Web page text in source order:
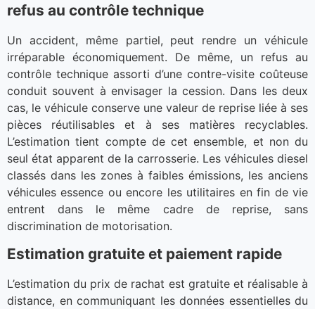
refus au contrôle technique
Un accident, même partiel, peut rendre un véhicule
irréparable économiquement. De même, un refus au
contrôle technique assorti d’une contre-visite coûteuse
conduit souvent à envisager la cession. Dans les deux
cas, le véhicule conserve une valeur de reprise liée à ses
pièces réutilisables et à ses matières recyclables.
L’estimation tient compte de cet ensemble, et non du
seul état apparent de la carrosserie. Les véhicules diesel
classés dans les zones à faibles émissions, les anciens
véhicules essence ou encore les utilitaires en fin de vie
entrent dans le même cadre de reprise, sans
discrimination de motorisation.
Estimation gratuite et paiement rapide
L’estimation du prix de rachat est gratuite et réalisable à
distance, en communiquant les données essentielles du